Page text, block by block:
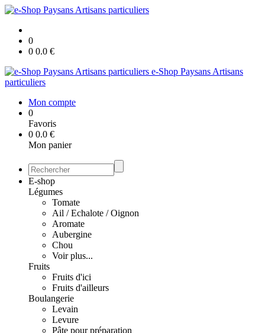
0
0 0.0 €
e-Shop Paysans Artisans
particuliers
Mon compte
0
Favoris
0 0.0 €
Mon panier
E-shop
Légumes
Tomate
Ail / Echalote / Oignon
Aromate
Aubergine
Chou
Voir plus...
Fruits
Fruits d'ici
Fruits d'ailleurs
Boulangerie
Levain
Levure
Pâte pour préparation